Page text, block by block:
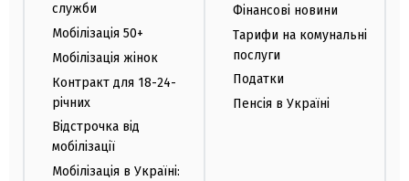
служби
Мобілізація 50+
Мобілізація жінок
Контракт для 18-24-
річних
Відстрочка від
мобілізації
Мобілізація в Україні:
Фінансові новини
Тарифи на комунальні
послуги
Податки
Пенсія в Україні